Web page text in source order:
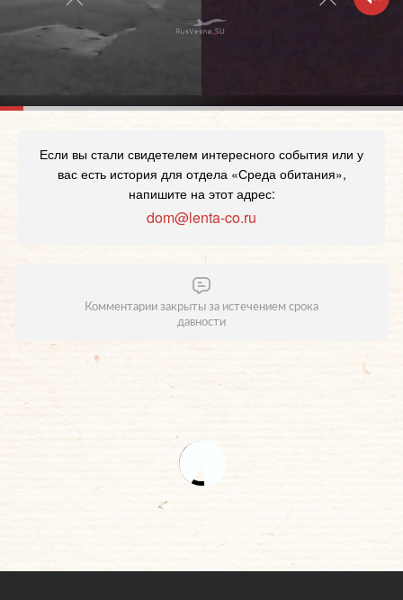
Если вы стали свидетелем интересного события или у
вас есть история для отдела «Среда обитания»,
напишите на этот адрес:
dom@lenta-co.ru
Комментарии закрыты за истечением срока
давности